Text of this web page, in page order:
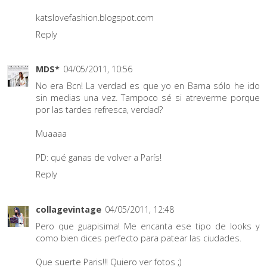
katslovefashion.blogspot.com
Reply
MDS* 04/05/2011, 10:56
No era Bcn! La verdad es que yo en Barna sólo he ido
sin medias una vez. Tampoco sé si atreverme porque
por las tardes refresca, verdad?
Muaaaa
PD: qué ganas de volver a París!
Reply
collagevintage 04/05/2011, 12:48
Pero que guapisima! Me encanta ese tipo de looks y
como bien dices perfecto para patear las ciudades.
Que suerte Paris!!! Quiero ver fotos ;)